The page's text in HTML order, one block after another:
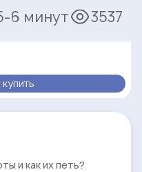
6 минут 3537
и как их петь?